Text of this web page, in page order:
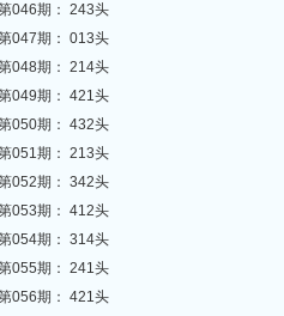
046期： 243头
047期： 013头
048期： 214头
049期： 421头
050期： 432头
051期： 213头
052期： 342头
053期： 412头
054期： 314头
055期： 241头
056期： 421头